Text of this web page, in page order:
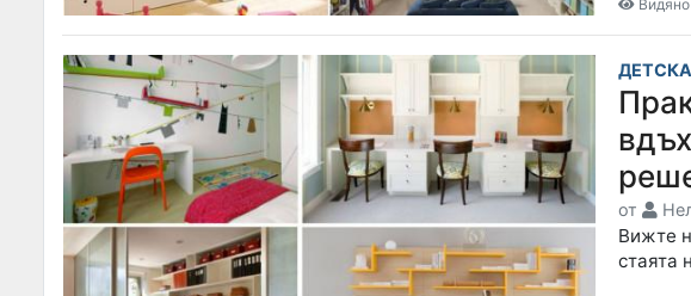
Видяно
ДЕТСКА
от
Вижте
стаята